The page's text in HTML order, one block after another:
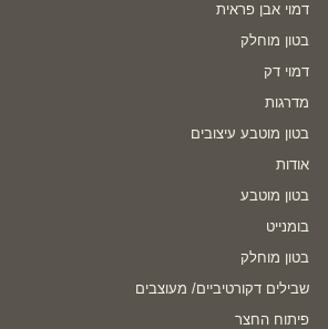
דמוי אבן פראית
בטון מוחלק
דמוי דק
מדרגות
בטון מוטבע עיצובים
אודות
בטון מוטבע
בומנייט
בטון מוחלק
שבילים דקורטיביים/ מעוצבים
פיתוח החצר